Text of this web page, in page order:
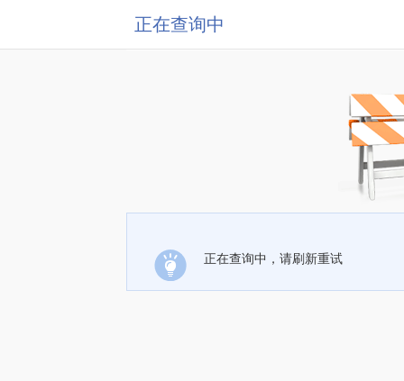
正在查询中
正在查询中，请刷新重试